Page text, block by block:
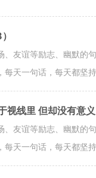
友谊等励志、幽默的
天一句话，每天都坚持
视线里 但却没有意义
友谊等励志、幽默的
天一句话，每天都坚持